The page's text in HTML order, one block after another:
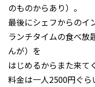
のものからあり）。
最後にシェフからのイ
ランチタイムの食べ放
んが）を
はじめるからまた来て
料金は一人2500円ぐら